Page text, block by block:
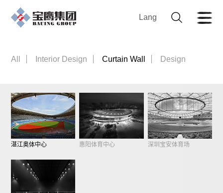
Lang
All Interior Design Curtain Wall Design
湛江奥体中心 惠阳体育中心 深圳宝安体育场